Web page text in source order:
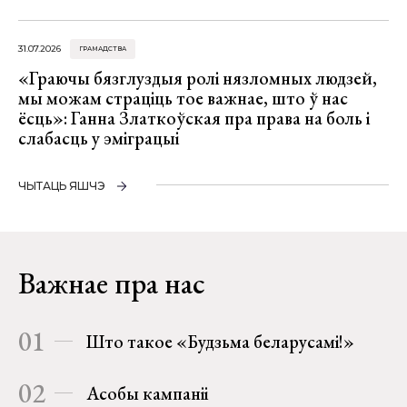
31.07.2026 ГРАМАДСТВА
«Граючы бязглуздыя ролі нязломных людзей,
мы можам страціць тое важнае, што ў нас
ёсць»: Ганна Златкоўская пра права на боль і
слабасць у эміграцыі
ЧЫТАЦЬ ЯШЧЭ
Важнае пра нас
01 Што такое «Будзьма беларусамі!»
02 Асобы кампаніі